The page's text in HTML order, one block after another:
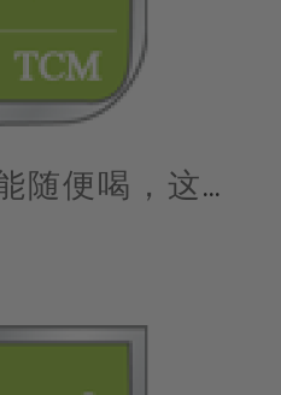
随便喝，这样
，消暑…千万